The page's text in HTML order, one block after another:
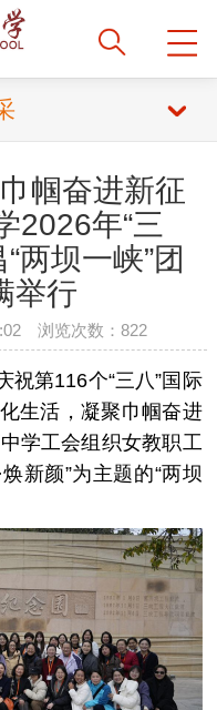
帼奋进新征
年“三
两坝一峡”团
举行
浏览次数：822
祝第116个“三八”国际
生活，凝聚巾帼奋进
学工会组织女教职工
新颜”为主题的“两坝